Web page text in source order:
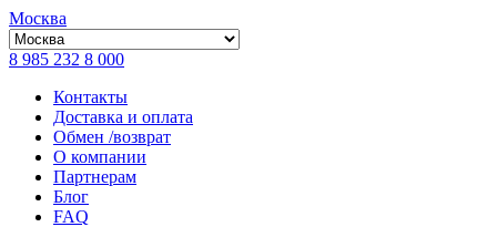
Москва
8 985 232 8 000
Контакты
Доставка и оплата
Обмен /возврат
О компании
Партнерам
Блог
FAQ